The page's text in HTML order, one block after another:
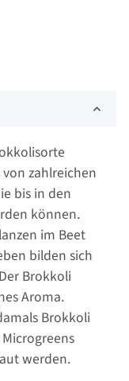
zahlreichen
bis in den
können.
im Beet
bilden sich
Brokkoli
Aroma.
Brokkoli
werden.